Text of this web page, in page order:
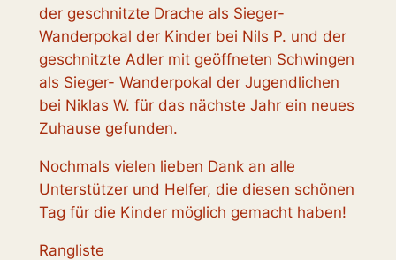
der geschnitzte Drache als Sieger-
Wanderpokal der Kinder bei Nils P. und der
geschnitzte Adler mit geöffneten Schwingen
als Sieger- Wanderpokal der Jugendlichen
bei Niklas W. für das nächste Jahr ein neues
Zuhause gefunden.
Nochmals vielen lieben Dank an alle
Unterstützer und Helfer, die diesen schönen
Tag für die Kinder möglich gemacht haben!
Rangliste